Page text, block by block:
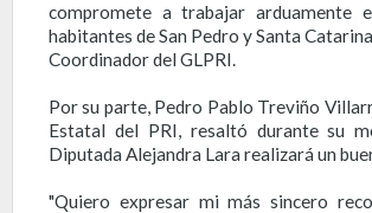
compromete a trabajar arduamente
habitantes de San Pedro y Santa
Coordinador del GLPRI.
Por su parte, Pedro Pablo Treviño
Estatal del PRI, resaltó durante su
Diputada Alejandra Lara realizará un
"Quiero expresar mi más sincero